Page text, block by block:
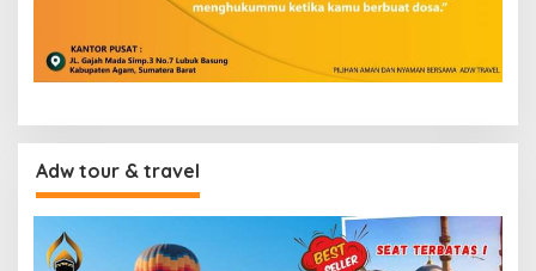
Adw tour & travel